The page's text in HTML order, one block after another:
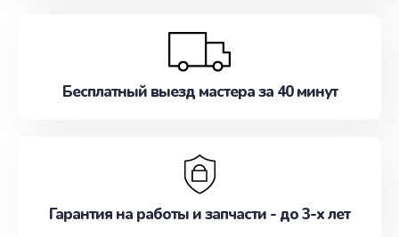
Бесплатный выезд мастера за 40 минут
Гарантия на работы и запчасти - до 3-х лет